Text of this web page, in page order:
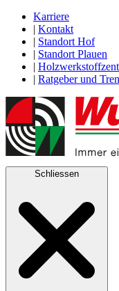
Karriere
| Kontakt
| Standort Hof
| Standort Plauen
|
| Ratgeber und
Schliessen